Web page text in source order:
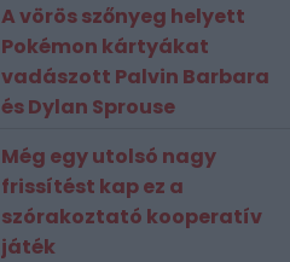
A vörös szőnyeg helyett
Pokémon kártyákat
vadászott Palvin Barbara
és Dylan Sprouse
Még egy utolsó nagy
frissítést kap ez a
szórakoztató kooperatív
játék